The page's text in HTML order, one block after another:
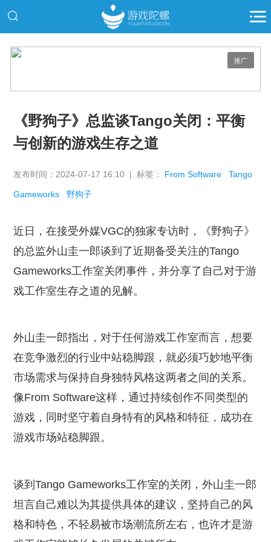
推广
《野狗子》总监谈Tango关闭：平衡
与创新的游戏生存之道
发布时间：2024-07-17 16:10 | 标签： From Software Tango
Gameworks 野狗子
近日，在接受外媒VGC的独家专访时，《野狗子》
的总监外山圭一郎谈到了近期备受关注的Tango
Gameworks工作室关闭事件，并分享了自己对于游
戏工作室生存之道的见解。
外山圭一郎指出，对于任何游戏工作室而言，想要
在竞争激烈的行业中站稳脚跟，就必须巧妙地平衡
市场需求与保持自身独特风格这两者之间的关系。
像From Software这样，通过持续创作不同类型的
游戏，同时坚守着自身特有的风格和特征，成功在
游戏市场站稳脚跟。
谈到Tango Gameworks工作室的关闭，外山圭一郎
坦言自己难以为其提供具体的建议，坚持自己的风
格和特色，不轻易被市场潮流所左右，也许才是游